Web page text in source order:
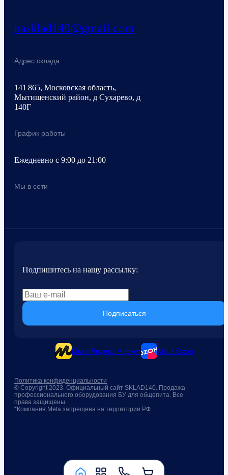
nasklad140@gmail.com
Адрес склада
141 865, Московская область,
Мытищенский район, д Сухарево, д
140Г
График работы
Ежедневно с 9:00 до 21:00
Мы в сети
Подпишитесь на нашу рассылку:
Подписаться
Мы в Яндекс.Маркет Мы в Ozon
© Copyright 2023. Официальный сайт SKLAD140. Продажа
профессионального оборудования БУ для общепита. Все
права защищены.
*Компания Meta запрещена на территории РФ
Политика конфиденциальности